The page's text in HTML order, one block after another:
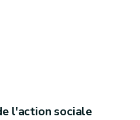
l'action sociale